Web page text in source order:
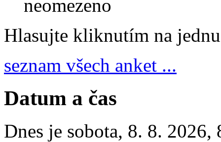
neomezeno
Hlasujte kliknutím na
seznam všech anket ...
Datum a čas
Dnes je sobota, 8. 8. 2026,